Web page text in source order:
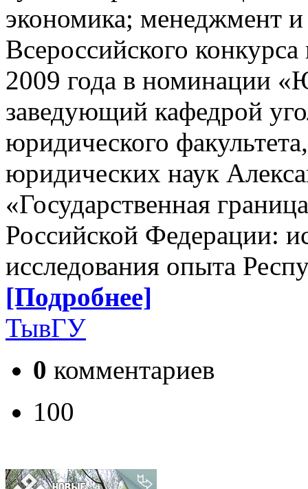
экономика; менеджмент и
Всероссийского
2009 года в номинации
заведующий кафедрой
юридического
юридических наук
«Государственная
Российской Федерации:
исследования опыта
[Подробнее]
ТывГУ
0 комментариев
100